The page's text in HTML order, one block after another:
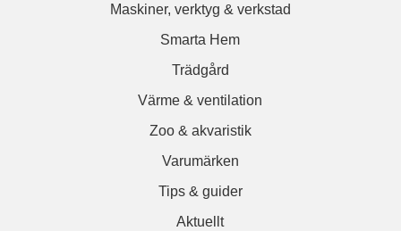
Maskiner, verktyg & verkstad
Smarta Hem
Trädgård
Värme & ventilation
Zoo & akvaristik
Varumärken
Tips & guider
Aktuellt